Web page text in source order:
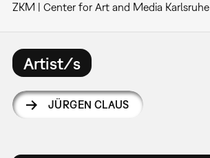
ZKM | Center for Art and Media Karlsruhe
Artist/s
JÜRGEN CLAUS